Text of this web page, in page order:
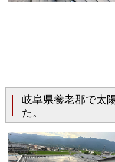
岐阜県養老郡で太
た。